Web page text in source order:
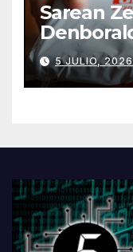
Sarean
muga-
kontrola,
5 JULIO, 2026